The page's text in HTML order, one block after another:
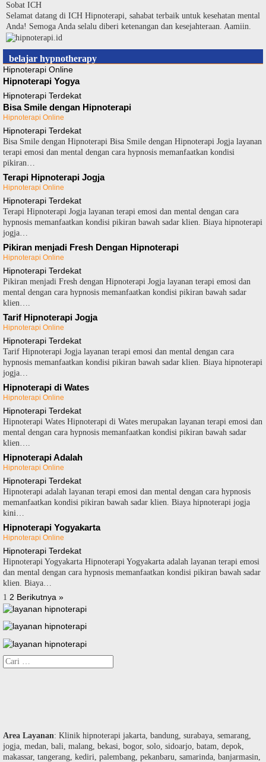
Langsung
ke
konten
Sobat ICH
Selamat datang di ICH Hipnoterapi, sahabat terbaik untuk kesehatan mental
Anda! Semoga Anda selalu diberi ketenangan dan kesejahteraan. Aamiin.
belajar hypnotherapy
Hipnoterapi Online
Hipnoterapi Yogya
Hipnoterapi Terdekat
Bisa Smile dengan Hipnoterapi
Hipnoterapi Online
Hipnoterapi Terdekat
Bisa Smile dengan Hipnoterapi Bisa Smile dengan Hipnoterapi Jogja layanan
terapi emosi dan mental dengan cara hypnosis memanfaatkan kondisi
pikiran…
Terapi Hipnoterapi Jogja
Hipnoterapi Online
Hipnoterapi Terdekat
Terapi Hipnoterapi Jogja layanan terapi emosi dan mental dengan cara
hypnosis memanfaatkan kondisi pikiran bawah sadar klien. Biaya hipnoterapi
jogja…
Pikiran menjadi Fresh Dengan Hipnoterapi
Hipnoterapi Online
Hipnoterapi Terdekat
Pikiran menjadi Fresh dengan Hipnoterapi Jogja layanan terapi emosi dan
mental dengan cara hypnosis memanfaatkan kondisi pikiran bawah sadar
klien….
Tarif Hipnoterapi Jogja
Hipnoterapi Online
Hipnoterapi Terdekat
Tarif Hipnoterapi Jogja layanan terapi emosi dan mental dengan cara
hypnosis memanfaatkan kondisi pikiran bawah sadar klien. Biaya hipnoterapi
jogja…
Hipnoterapi di Wates
Hipnoterapi Online
Hipnoterapi Terdekat
Hipnoterapi Wates Hipnoterapi di Wates merupakan layanan terapi emosi dan
mental dengan cara hypnosis memanfaatkan kondisi pikiran bawah sadar
klien….
Hipnoterapi Adalah
Hipnoterapi Online
Hipnoterapi Terdekat
Hipnoterapi adalah layanan terapi emosi dan mental dengan cara hypnosis
memanfaatkan kondisi pikiran bawah sadar klien. Biaya hipnoterapi jogja
kini…
Hipnoterapi Yogyakarta
Hipnoterapi Online
Hipnoterapi Terdekat
Hipnoterapi Yogyakarta Hipnoterapi Yogyakarta adalah layanan terapi emosi
dan mental dengan cara hypnosis memanfaatkan kondisi pikiran bawah sadar
klien. Biaya…
Paginasi
pos
1 2 Berikutnya »
Cari
untuk:
Area Layanan: Klinik hipnoterapi jakarta, bandung, surabaya, semarang,
jogja, medan, bali, malang, bekasi, bogor, solo, sidoarjo, batam, depok,
makassar, tangerang, kediri, palembang, pekanbaru, samarinda, banjarmasin,